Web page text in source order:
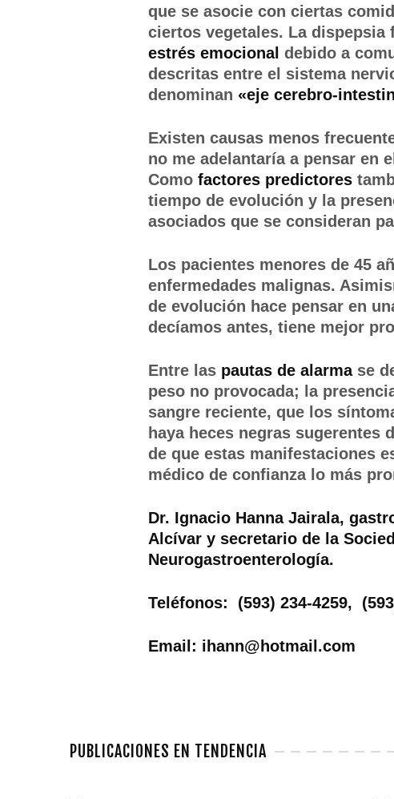
que se asocie con ciertas
ciertos vegetales. La dispepsia
estrés emocional debido a
descritas entre el sistema
denominan «eje cerebro-
Existen causas menos
no me adelantaría a pensar en
Como factores predictores
tiempo de evolución y la
asociados que se consideran
Los pacientes menores de 45
enfermedades malignas.
de evolución hace pensar en
decíamos antes, tiene mejor
Entre las pautas de alarmase
peso no provocada; la
sangre reciente, que los
haya heces negras sugerentes
de que estas manifestaciones
médico de confianza lo más
Dr. Ignacio Hanna Jairala,
Alcívar y secretario de la
Neurogastroenterología.
Teléfonos: (593) 234-4259,
Email: ihann@hotmail.com
PUBLICACIONES EN TENDENCIA